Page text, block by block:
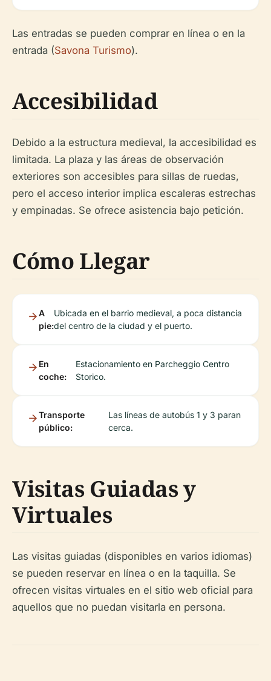
Las entradas se pueden comprar en línea o en la
entrada (Savona Turismo).
Accesibilidad
Debido a la estructura medieval, la accesibilidad es
limitada. La plaza y las áreas de observación
exteriores son accesibles para sillas de ruedas,
pero el acceso interior implica escaleras estrechas
y empinadas. Se ofrece asistencia bajo petición.
Cómo Llegar
A
pie:
Ubicada en el barrio medieval, a poca distancia
del centro de la ciudad y el puerto.
En
coche:
Estacionamiento en Parcheggio Centro
Storico.
Transporte
público:
Las líneas de autobús 1 y 3 paran
cerca.
Visitas Guiadas y
Virtuales
Las visitas guiadas (disponibles en varios idiomas)
se pueden reservar en línea o en la taquilla. Se
ofrecen visitas virtuales en el sitio web oficial para
aquellos que no puedan visitarla en persona.